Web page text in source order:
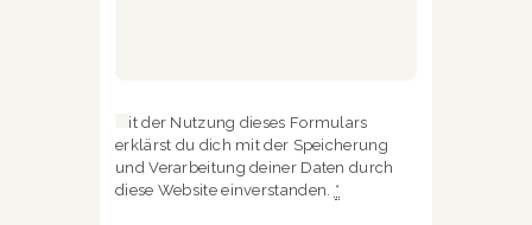
Mit der Nutzung dieses Formulars
erklärst du dich mit der Speicherung
und Verarbeitung deiner Daten durch
diese Website einverstanden. *